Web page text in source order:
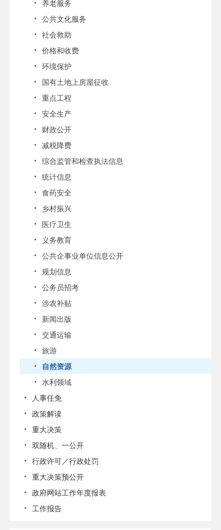
养老服务
公共文化服务
社会救助
价格和收费
环境保护
国有土地上房屋征收
重点工程
安全生产
财政公开
减税降费
综合监管和检查执法信息
统计信息
食药安全
乡村振兴
医疗卫生
义务教育
公共企事业单位信息公开
规划信息
公务员招考
涉农补贴
新闻出版
交通运输
旅游
自然资源
水利领域
人事任免
政策解读
重大决策
双随机、一公开
行政许可／行政处罚
重大决策预公开
政府网站工作年度报表
工作报告